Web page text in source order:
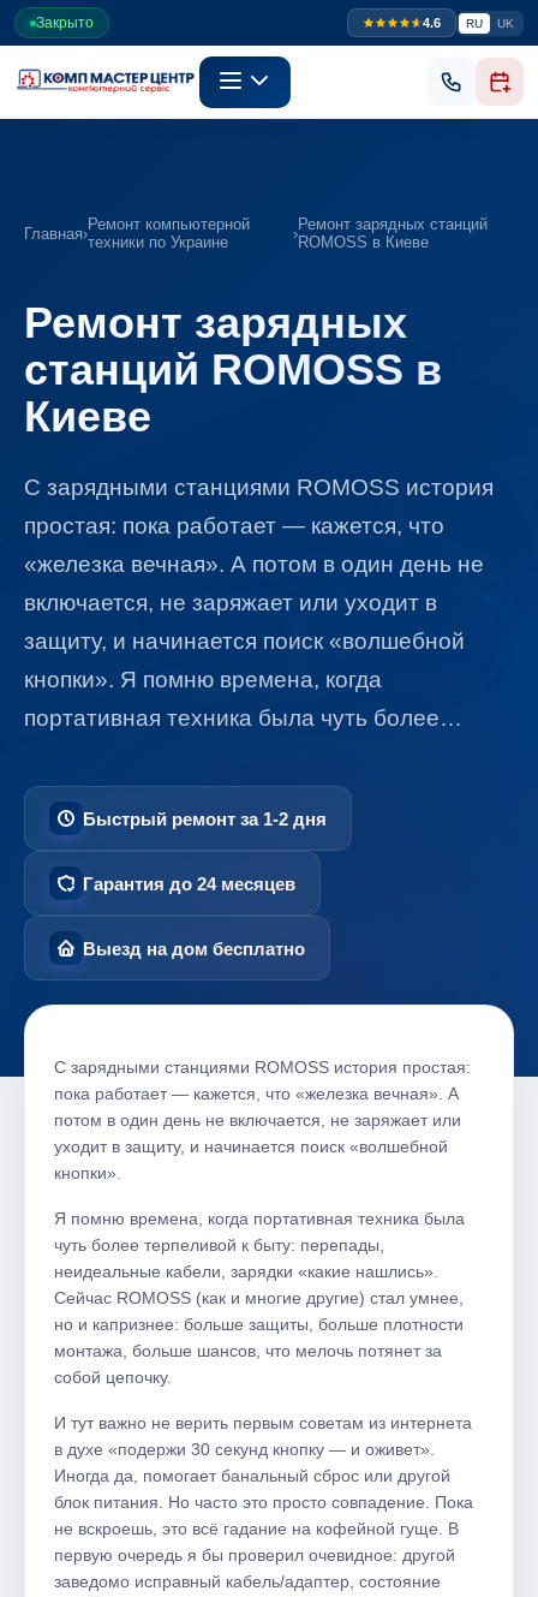
Закрыто 4.6 RU UK
Главная›Ремонт компьютерной
техники по Украине
›Ремонт зарядных станций
ROMOSS в Киеве
Ремонт зарядных
станций ROMOSS в
Киеве
С зарядными станциями ROMOSS история
простая: пока работает — кажется, что
«железка вечная». А потом в один день не
включается, не заряжает или уходит в
защиту, и начинается поиск «волшебной
кнопки». Я помню времена, когда
портативная техника была чуть более…
Быстрый ремонт за 1-2 дня
Гарантия до 24 месяцев
Выезд на дом бесплатно
С зарядными станциями ROMOSS история простая:
пока работает — кажется, что «железка вечная». А
потом в один день не включается, не заряжает или
уходит в защиту, и начинается поиск «волшебной
кнопки».
Я помню времена, когда портативная техника была
чуть более терпеливой к быту: перепады,
неидеальные кабели, зарядки «какие нашлись».
Сейчас ROMOSS (как и многие другие) стал умнее,
но и капризнее: больше защиты, больше плотности
монтажа, больше шансов, что мелочь потянет за
собой цепочку.
И тут важно не верить первым советам из интернета
в духе «подержи 30 секунд кнопку — и оживет».
Иногда да, помогает банальный сброс или другой
блок питания. Но часто это просто совпадение. Пока
не вскроешь, это всё гадание на кофейной гуще. В
первую очередь я бы проверил очевидное: другой
заведомо исправный кабель/адаптер, состояние